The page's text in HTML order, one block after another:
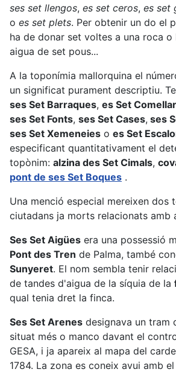
ses set llengos, es set ceros, es set
o es set plets. Per obtenir un do el
ha de donar set voltes a una roca
aigua de set pous...
A la toponímia mallorquina el
un significat purament descriptiu.
ses Set Barraques, es Set
ses Set Fonts, ses Set Cases, ses
ses Set Xemeneies o es Set
especificant quantitativament el
topònim: alzina des Set Cimals,
pont de ses Set Boques .
Una menció especial mereixen dos
ciutadans ja morts relacionats amb
Ses Set Aigües era una possessió
Pont des Tren de Palma, també
Sunyeret. El nom sembla tenir
de tandes d'aigua de la síquia de la
qual tenia dret la finca.
Ses Set Arenes designava un tram
situat més o manco davant el
GESA, i ja apareix al mapa del
1784. La zona es coneix avui amb